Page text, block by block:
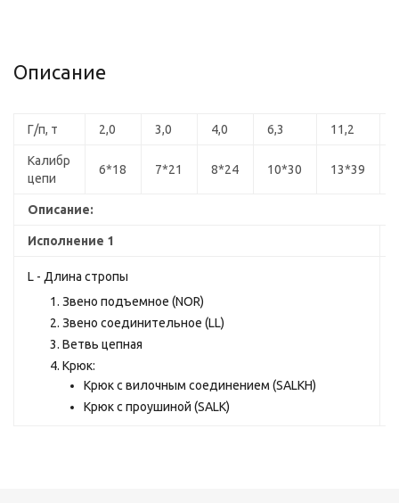
Описание
Г/п, т 2,0 3,0 4,0 6,3 11,2
Калибр
цепи
6*18 7*21 8*24 10*30 13*39
Описание:
Исполнение 1
L - Длина стропы
Звено подъемное (NOR)
Звено соединительное (LL)
Ветвь цепная
Крюк:
Крюк с вилочным соединением (SALKH)
Крюк с проушиной (SALK)